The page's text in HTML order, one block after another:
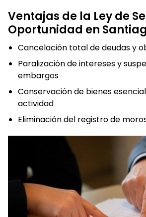
Ventajas de la Ley de
Oportunidad en
Cancelación total de deudas y
Paralización de intereses y
embargos
Conservación de bienes
actividad
Eliminación del registro de